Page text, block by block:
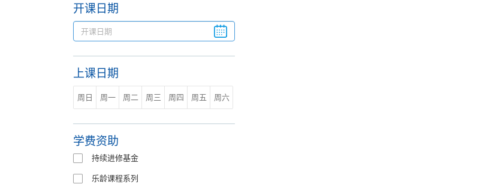
开课日期
上课日期
周日 周一 周二 周三 周四 周五 周六
学费资助
持续进修基金
乐龄课程系列